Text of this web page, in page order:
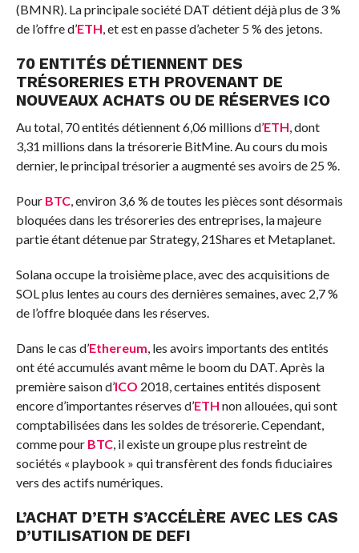
(BMNR). La principale société DAT détient déjà plus de 3 %
de l’offre d’ETH, et est en passe d’acheter 5 % des jetons.
70 ENTITÉS DÉTIENNENT DES
TRÉSORERIES ETH PROVENANT DE
NOUVEAUX ACHATS OU DE RÉSERVES ICO
Au total, 70 entités détiennent 6,06 millions d’ETH, dont
3,31 millions dans la trésorerie BitMine. Au cours du mois
dernier, le principal trésorier a augmenté ses avoirs de 25 %.
Pour BTC, environ 3,6 % de toutes les pièces sont désormais
bloquées dans les trésoreries des entreprises, la majeure
partie étant détenue par Strategy, 21Shares et Metaplanet.
Solana occupe la troisième place, avec des acquisitions de
SOL plus lentes au cours des dernières semaines, avec 2,7 %
de l’offre bloquée dans les réserves.
Dans le cas d’Ethereum, les avoirs importants des entités
ont été accumulés avant même le boom du DAT. Après la
première saison d’ICO 2018, certaines entités disposent
encore d’importantes réserves d’ETH non allouées, qui sont
comptabilisées dans les soldes de trésorerie. Cependant,
comme pour BTC, il existe un groupe plus restreint de
sociétés « playbook » qui transfèrent des fonds fiduciaires
vers des actifs numériques.
L’ACHAT D’ETH S’ACCÉLÈRE AVEC LES CAS
D’UTILISATION DE DEFI